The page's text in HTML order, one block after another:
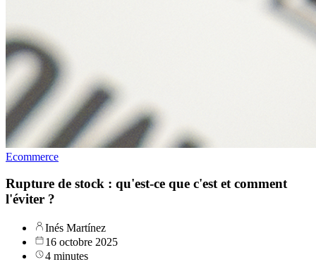
Ecommerce
Rupture de stock : qu'est-ce que c'est et comment
l'éviter ?
Inés Martínez
16 octobre 2025
4 minutes